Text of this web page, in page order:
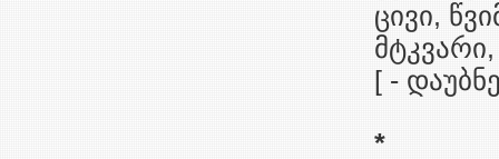
ცივი,
[ -
*